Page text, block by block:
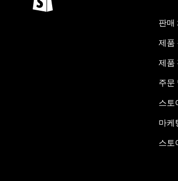
판매
제품
제품
주문
스토
마케
스토